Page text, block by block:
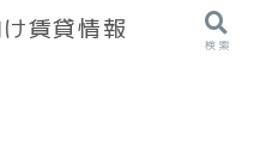
賃貸情報
検索